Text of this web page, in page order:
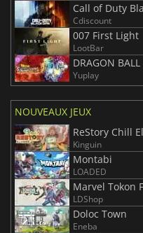
Call of Duty
Cdiscount
007 First Light
LootBar
Yuplay
NOUVEAUX JEUX
ReStory Chill
Kinguin
Montabi
LOADED
Marvel Tokon
LDShop
Doloc Town
Eneba